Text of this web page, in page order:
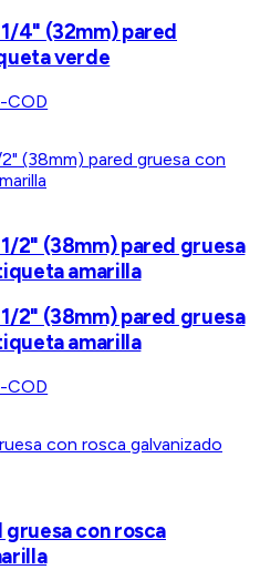
4" (32mm) pared
verde
COD
2" (38mm) pared gruesa
amarilla
2" (38mm) pared gruesa
amarilla
COD
gruesa con rosca